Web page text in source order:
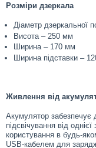
Розміри дзеркала
Діаметр дзеркальної
Висота – 250 мм
Ширина – 170 мм
Ширина підставки –
Живлення від
Акумулятор забезпечує
підсвічування від
користування в будь-
USB-кабелем для